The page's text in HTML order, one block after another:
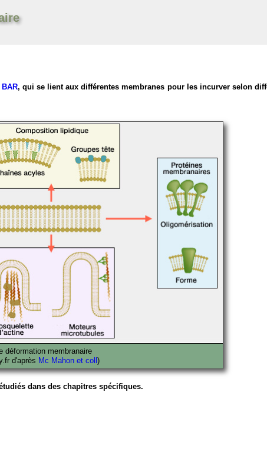
, qui se lient aux différentes membranes pour les incurver selon
déformation membranaire
d'après Mc Mahon et coll)
dans des chapitres spécifiques.